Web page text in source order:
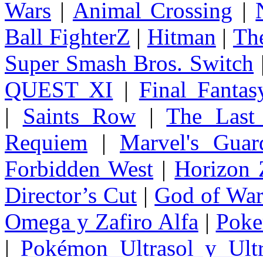
Wars | Animal Crossing |
Ball FighterZ | Hitman |
Super Smash Bros. Switch
QUEST XI | Final
| Saints Row |The
Requiem | Marvel's
Forbidden West | Horizon
Director’s Cut | God of
Omega y Zafiro Alfa |
| Pokémon Ultrasol y